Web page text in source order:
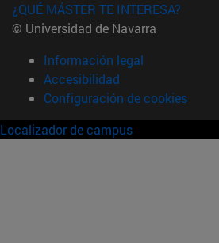
¿QUÉ MÁSTER TE INTERESA?
© Universidad de Navarra
Información legal
Accesibilidad
Configuración de cookies
Localizador de campus